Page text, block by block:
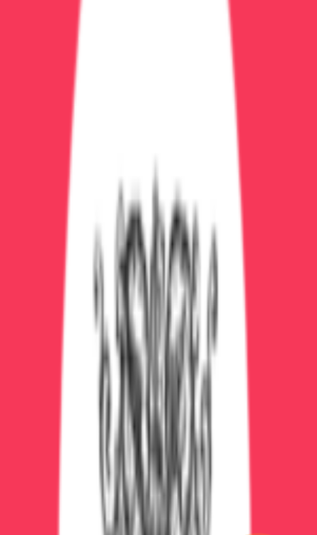
Записаться на услугу
от 1 500 ₽
Длительность:
Вызвать врача СЕЙЧАС
Телефон клиники:
+7 (473) 202-60-03
Экстренная помощь 24/7
Не теряйте время!
При острой интоксикации каждая минута на счету.
Звоните немедленно!
Экстренная детоксикация
Консультация нарколога
Интервенция — мотивация на лечение
Не ждите ухудшения состояния!
При острой интоксикации или абстинентном
синдроме каждая минута критически важна. Наша